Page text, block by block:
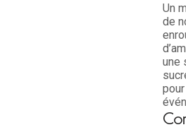
Un
de
une